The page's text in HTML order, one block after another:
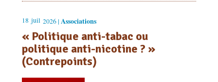
18 juil 2026 | Associations
« Politique anti-tabac ou
politique anti-nicotine ? »
(Contrepoints)